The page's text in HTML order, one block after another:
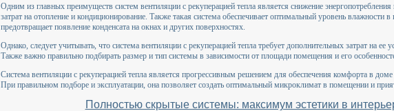
Одним из главных преимуществ систем вентиляции с рекуперацией тепла является снижение энергопотребления
затрат на отопление и кондиционирование. Также такая система обеспечивает оптимальный уровень влажности
предотвращает появление конденсата на окнах и других поверхностях.
Однако, следует учитывать, что система вентиляции с рекуперацией тепла требует дополнительных затрат на ее
Также важно правильно подбирать размер и тип системы в зависимости от площади помещения и его
Система вентиляции с рекуперацией тепла является прогрессивным решением для обеспечения комфорта в доме
При правильном подборе и эксплуатации, она позволяет создать оптимальный микроклимат в помещении и
Полностью скрытые системы: максимум эстетики в